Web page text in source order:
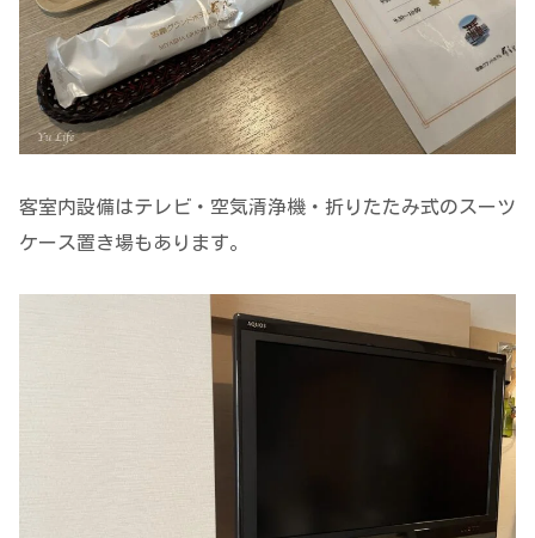
客室内設備はテレビ・空気清浄機・折りたたみ式のスーツ
ケース置き場もあります。